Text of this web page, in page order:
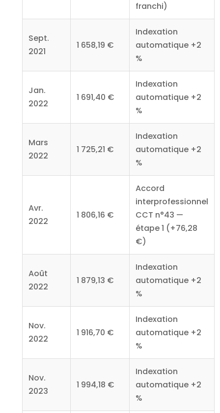
franchi)
Sept.
2021
1 658,19 €
Indexation
automatique +2
%
Jan.
2022
1 691,40 €
Indexation
automatique +2
%
Mars
2022
1 725,21 €
Indexation
automatique +2
%
Avr.
2022
1 806,16 €
Accord
interprofessionnel
CCT n°43 —
étape 1 (+76,28
€)
Août
2022
1 879,13 €
Indexation
automatique +2
%
Nov.
2022
1 916,70 €
Indexation
automatique +2
%
Nov.
2023
1 994,18 €
Indexation
automatique +2
%